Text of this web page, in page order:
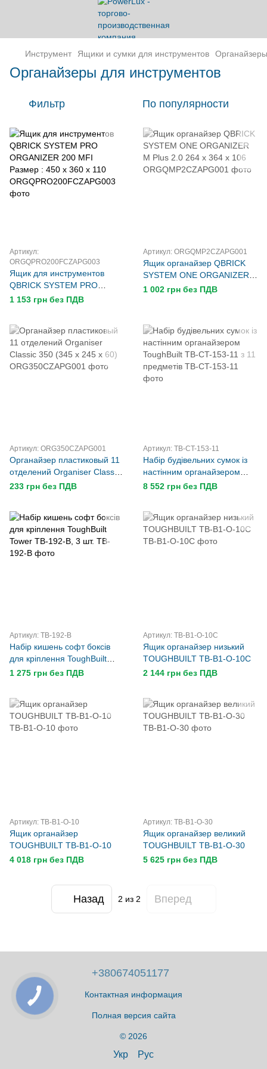
Инструмент Ящики и сумки для инструментов Органайзеры
Органайзеры для инструментов
Фильтр По популярности
Артикул:
ORGQPRO200FCZAPG003
Ящик для инструментов
QBRICK SYSTEM PRO
ORGANIZER 200 MFI
1 153 грн без ПДВ
Артикул: ORGQMP2CZAPG001
Ящик органайзер QBRICK
SYSTEM ONE ORGANIZER
M Plus 2.0 264 x 364 x 106
1 002 грн без ПДВ
Артикул: ORG350CZAPG001
Органайзер пластиковый 11
отделений Organiser Classic
350 (345 x 245 x 60)
233 грн без ПДВ
Артикул: TB-CT-153-11
Набір будівельних сумок із
настінним органайзером
ToughBuilt TB-CT-153-11 з 11
8 552 грн без ПДВ
Артикул: TB-192-B
Набір кишень софт боксів
для кріплення ToughBuilt
Tower TB-192-B, 3 шт.
1 275 грн без ПДВ
Артикул: TB-B1-O-10C
Ящик органайзер низький
TOUGHBUILT TB-B1-O-10C
2 144 грн без ПДВ
Артикул: TB-B1-O-10
Ящик органайзер
TOUGHBUILT TB-B1-O-10
4 018 грн без ПДВ
Артикул: TB-B1-O-30
Ящик органайзер великий
TOUGHBUILT TB-B1-O-30
5 625 грн без ПДВ
Назад 2 из 2 Вперед
+380674051177
Контактная информация
Полная версия сайта
© 2026
Укр Рус